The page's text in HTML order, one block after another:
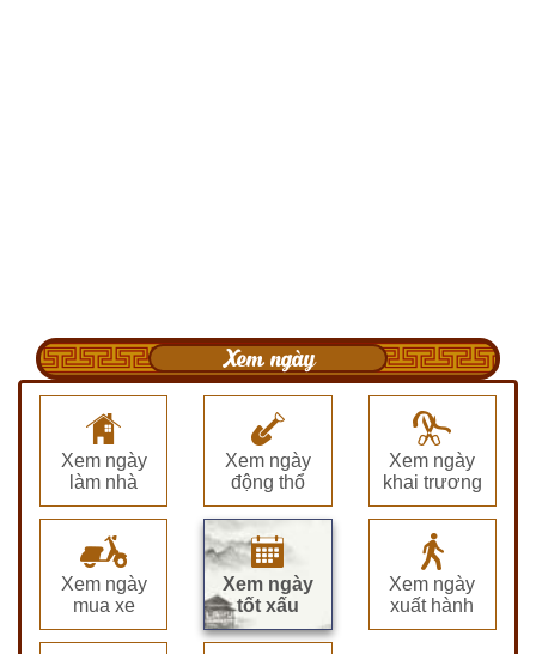
Xem ngày
Xem ngày
làm nhà
Xem ngày
động thổ
Xem ngày
khai trương
Xem ngày
mua xe
Xem ngày
tốt xấu
Xem ngày
xuất hành